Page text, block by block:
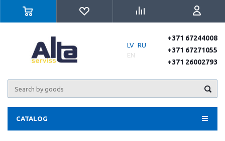
LV RU
EN
+371 67244008
+371 67271055
+371 26002793
CATALOG